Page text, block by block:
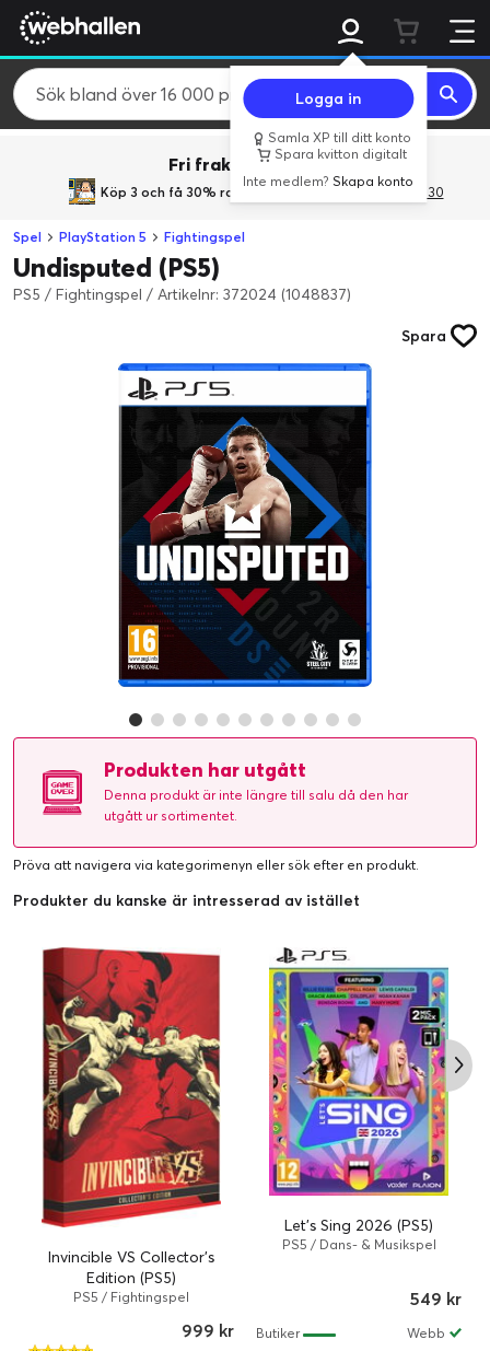
Logga in
Samla XP till ditt konto
Spara kvitton digitalt
Inte medlem?Skapa konto
Fri frakt över 800 kr.
Köp 3 och få 30% rabatt med rabattkoden 3Gives30
Spel PlayStation 5 Fightingspel
Undisputed (PS5)
PS5 / Fightingspel / Artikelnr: 372024 (1048837)
Spara
Produkten har utgått
Denna produkt är inte längre till salu då den har
utgått ur sortimentet.
Pröva att navigera via kategorimenyn eller sök efter en produkt.
Produkter du kanske är intresserad av istället
Invincible VS Collector's
Edition (PS5)
PS5 / Fightingspel
999 kr
Let's Sing 2026 (PS5)
PS5 / Dans- & Musikspel
549 kr
Webb
Butiker